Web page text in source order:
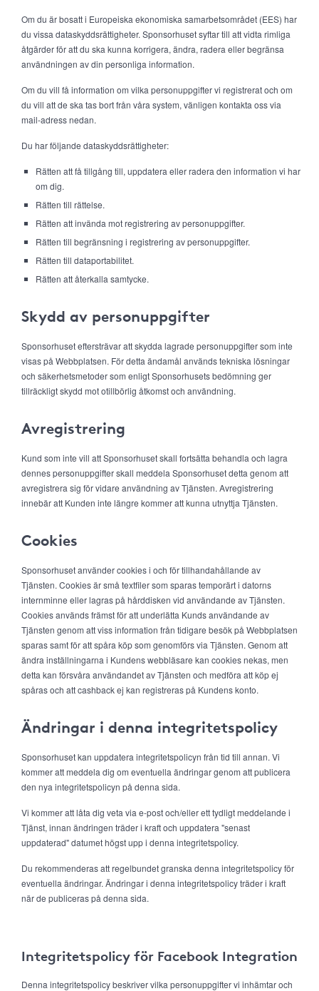
Om du är bosatt i Europeiska ekonomiska samarbetsområdet (EES) har
du vissa dataskyddsrättigheter. Sponsorhuset syftar till att vidta rimliga
åtgärder för att du ska kunna korrigera, ändra, radera eller begränsa
användningen av din personliga information.
Om du vill få information om vilka personuppgifter vi registrerat och om
du vill att de ska tas bort från våra system, vänligen kontakta oss via
mail-adress nedan.
Du har följande dataskyddsrättigheter:
Rätten att få tillgång till, uppdatera eller radera den information vi har
om dig.
Rätten till rättelse.
Rätten att invända mot registrering av personuppgifter.
Rätten till begränsning i registrering av personuppgifter.
Rätten till dataportabilitet.
Rätten att återkalla samtycke.
Skydd av personuppgifter
Sponsorhuset eftersträvar att skydda lagrade personuppgifter som inte
visas på Webbplatsen. För detta ändamål används tekniska lösningar
och säkerhetsmetoder som enligt Sponsorhusets bedömning ger
tillräckligt skydd mot otillbörlig åtkomst och användning.
Avregistrering
Kund som inte vill att Sponsorhuset skall fortsätta behandla och lagra
dennes personuppgifter skall meddela Sponsorhuset detta genom att
avregistrera sig för vidare användning av Tjänsten. Avregistrering
innebär att Kunden inte längre kommer att kunna utnyttja Tjänsten.
Cookies
Sponsorhuset använder cookies i och för tillhandahållande av
Tjänsten. Cookies är små textfiler som sparas temporärt i datorns
internminne eller lagras på hårddisken vid användande av Tjänsten.
Cookies används främst för att underlätta Kunds användande av
Tjänsten genom att viss information från tidigare besök på Webbplatsen
sparas samt för att spåra köp som genomförs via Tjänsten. Genom att
ändra inställningarna i Kundens webbläsare kan cookies nekas, men
detta kan försvåra användandet av Tjänsten och medföra att köp ej
spåras och att cashback ej kan registreras på Kundens konto.
Ändringar i denna integritetspolicy
Sponsorhuset kan uppdatera integritetspolicyn från tid till annan. Vi
kommer att meddela dig om eventuella ändringar genom att publicera
den nya integritetspolicyn på denna sida.
Vi kommer att låta dig veta via e-post och/eller ett tydligt meddelande i
Tjänst, innan ändringen träder i kraft och uppdatera "senast
uppdaterad" datumet högst upp i denna integritetspolicy.
Du rekommenderas att regelbundet granska denna integritetspolicy för
eventuella ändringar. Ändringar i denna integritetspolicy träder i kraft
när de publiceras på denna sida.
Integritetspolicy för Facebook Integration
Denna integritetspolicy beskriver vilka personuppgifter vi inhämtar och